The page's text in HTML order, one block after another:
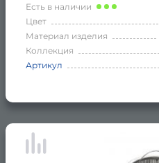
Есть в наличии
Цвет
Материал изделия
Коллекция
Артикул